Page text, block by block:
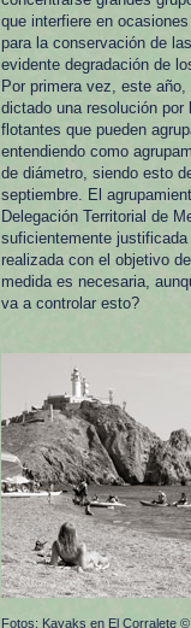
que interfiere en
para la conservación de
evidente degradación de
Por primera vez, este
dictado una resolución
flotantes que pueden
entendiendo como
de diámetro, siendo esto
septiembre. El
Delegación Territorial de
suficientemente
realizada con el objetivo
medida es necesaria,
va a controlar esto?
Fotos: Kayaks en El Corralete